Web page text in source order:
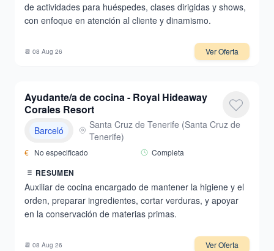
de actividades para huéspedes, clases dirigidas y shows,
con enfoque en atención al cliente y dinamismo.
📆 08 Aug 26 Ver Oferta
Ayudante/a de cocina - Royal Hideaway
Corales Resort
Barceló Santa Cruz de Tenerife (Santa Cruz de
Tenerife)
€ No especificado Completa
RESUMEN
Auxiliar de cocina encargado de mantener la higiene y el
orden, preparar ingredientes, cortar verduras, y apoyar
en la conservación de materias primas.
📆 08 Aug 26 Ver Oferta